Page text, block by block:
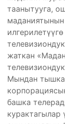
таанытууга,
жаткан
Мындан
башка